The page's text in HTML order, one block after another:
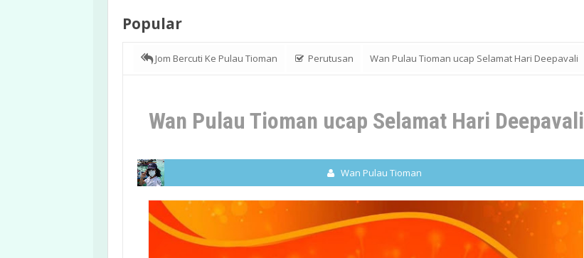
Popular
Jom Bercuti Ke Pulau Tioman Perutusan Wan Pulau Tioman ucap Selamat Hari Deepavali
Wan Pulau Tioman ucap Selamat Hari Deepavali
Wan Pulau Tioman